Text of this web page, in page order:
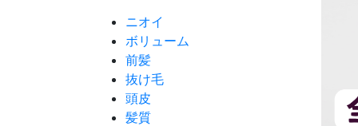
ニオイ
ボリューム
前髪
抜け毛
頭皮
髪質